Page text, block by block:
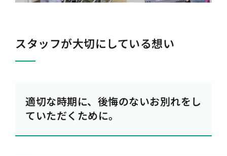
スタッフが大切にしている想い
適切な時期に、後悔のないお別れをし
ていただくために。